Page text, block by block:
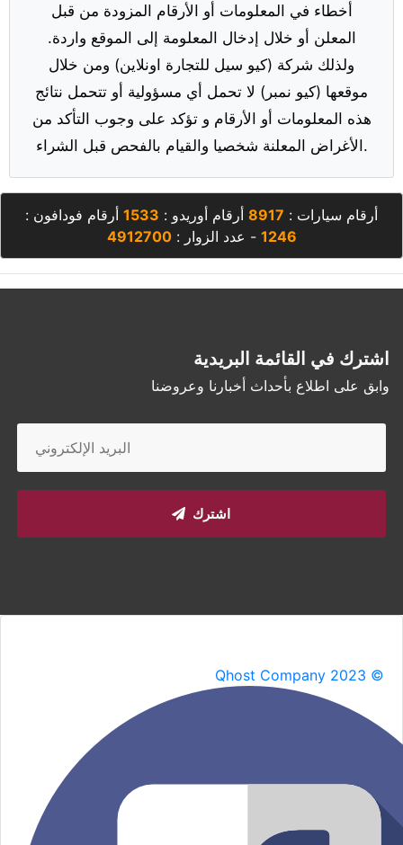
أخطاء في المعلومات أو الأرقام المزودة من قبل
المعلن أو خلال إدخال المعلومة إلى الموقع واردة.
ولذلك شركة (كيو سيل للتجارة اونلاين) ومن خلال
موقعها (كيو نمبر) لا تحمل أي مسؤولية أو تتحمل نتائج
هذه المعلومات أو الأرقام و تؤكد على وجوب التأكد من
الأغراض المعلنة شخصيا والقيام بالفحص قبل الشراء.
أرقام سيارات : 8917 أرقام أوريدو : 1533 أرقام فودافون :
1246 - عدد الزوار :4912700
اشترك في القائمة البريدية
وابق على اطلاع بأحداث أخبارنا وعروضنا
اشترك
Qhost Company 2023 ©